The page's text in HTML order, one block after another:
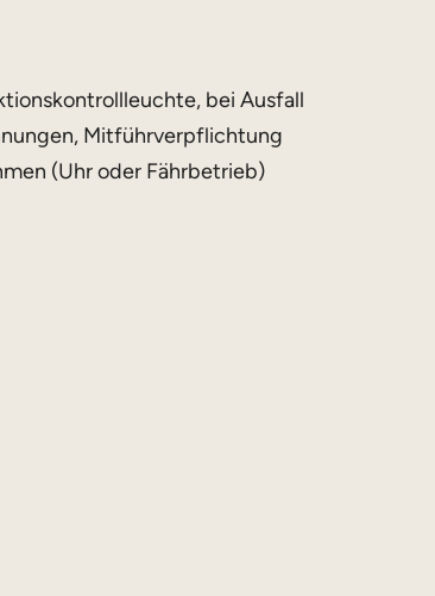
bei Ausfall
Mitführverpflichtung
(Uhr oder Fährbetrieb)